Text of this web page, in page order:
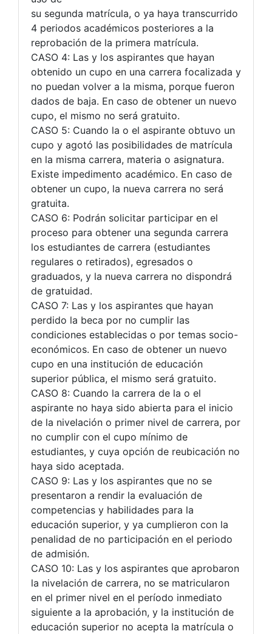
su segunda matrícula, o ya haya transcurrido
4 periodos académicos posteriores a la
reprobación de la primera matrícula.
CASO 4: Las y los aspirantes que hayan
obtenido un cupo en una carrera focalizada y
no puedan volver a la misma, porque fueron
dados de baja. En caso de obtener un nuevo
cupo, el mismo no será gratuito.
CASO 5: Cuando la o el aspirante obtuvo un
cupo y agotó las posibilidades de matrícula
en la misma carrera, materia o asignatura.
Existe impedimento académico. En caso de
obtener un cupo, la nueva carrera no será
gratuita.
CASO 6: Podrán solicitar participar en el
proceso para obtener una segunda carrera
los estudiantes de carrera (estudiantes
regulares o retirados), egresados o
graduados, y la nueva carrera no dispondrá
de gratuidad.
CASO 7: Las y los aspirantes que hayan
perdido la beca por no cumplir las
condiciones establecidas o por temas socio-
económicos. En caso de obtener un nuevo
cupo en una institución de educación
superior pública, el mismo será gratuito.
CASO 8: Cuando la carrera de la o el
aspirante no haya sido abierta para el inicio
de la nivelación o primer nivel de carrera, por
no cumplir con el cupo mínimo de
estudiantes, y cuya opción de reubicación no
haya sido aceptada.
CASO 9: Las y los aspirantes que no se
presentaron a rendir la evaluación de
competencias y habilidades para la
educación superior, y ya cumplieron con la
penalidad de no participación en el periodo
de admisión.
CASO 10: Las y los aspirantes que aprobaron
la nivelación de carrera, no se matricularon
en el primer nivel en el período inmediato
siguiente a la aprobación, y la institución de
educación superior no acepta la matrícula o